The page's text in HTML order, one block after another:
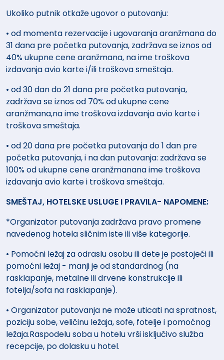
Ukoliko putnik otkaže ugovor o putovanju:
• od momenta rezervacije i ugovaranja aranžmana do
31 dana pre početka putovanja, zadržava se iznos od
40% ukupne cene aranžmana, na ime troškova
izdavanja avio karte i/ili troškova smeštaja.
• od 30 dan do 21 dana pre početka putovanja,
zadržava se iznos od 70% od ukupne cene
aranžmana,na ime troškova izdavanja avio karte i
troškova smeštaja.
• od 20 dana pre početka putovanja do 1 dan pre
početka putovanja, i na dan putovanja: zadržava se
100% od ukupne cene aranžmanana ime troškova
izdavanja avio karte i troškova smeštaja.
SMEŠTAJ, HOTELSKE USLUGE I PRAVILA- NAPOMENE:
*Organizator putovanja zadržava pravo promene
navedenog hotela sličnim iste ili više kategorije.
• Pomoćni ležaj za odraslu osobu ili dete je postojeći ili
pomoćni ležaj - manji je od standardnog (na
rasklapanje, metalne ili drvene konstrukcije ili
fotelja/sofa na rasklapanje).
• Organizator putovanja ne može uticati na spratnost,
poziciju sobe, veličinu ležaja, sofe, fotelje i pomoćnog
ležaja.Raspodelu soba u hotelu vrši isključivo služba
recepcije, po dolasku u hotel.